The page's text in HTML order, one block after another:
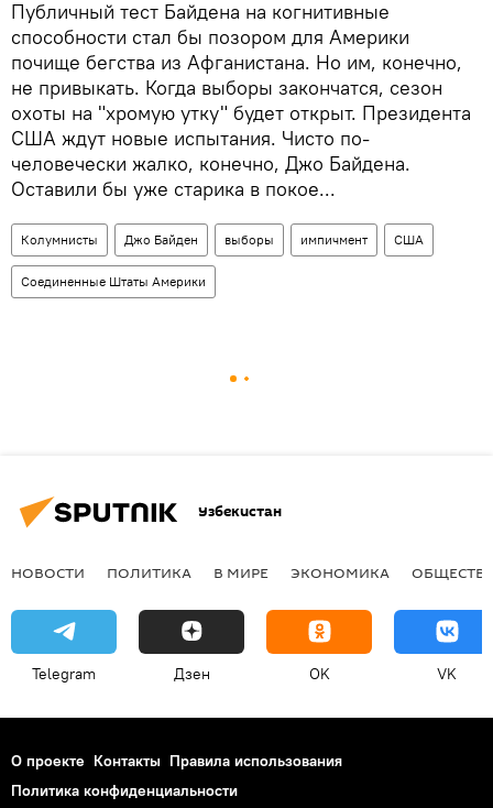
Публичный тест Байдена на когнитивные
способности стал бы позором для Америки
почище бегства из Афганистана. Но им, конечно,
не привыкать. Когда выборы закончатся, сезон
охоты на "хромую утку" будет открыт. Президента
США ждут новые испытания. Чисто по-
человечески жалко, конечно, Джо Байдена.
Оставили бы уже старика в покое...
Колумнисты Джо Байден выборы импичмент США
Соединенные Штаты Америки
Узбекистан
НОВОСТИ ПОЛИТИКА В МИРЕ ЭКОНОМИКА
Telegram Дзен OK VK
О проекте Контакты Правила использования
Политика конфиденциальности